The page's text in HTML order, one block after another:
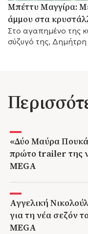
Μπέττυ Μαγγίρα:
άμμου στα
Στο αγαπημένο της
σύζυγό της, Δημήτρη
«Δύο Μαύρα
πρώτο trailer της
MEGA
Αγγελική
για τη νέα σεζόν
MEGA